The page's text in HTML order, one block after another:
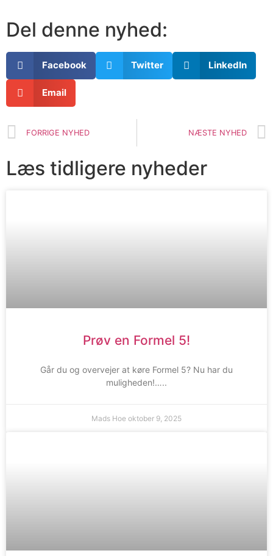
Del denne nyhed:
Facebook Twitter LinkedIn
Email
FORRIGE NYHED NÆSTE NYHED
Læs tidligere nyheder
Prøv en Formel 5!
Går du og overvejer at køre Formel 5? Nu har du
muligheden!…..
Mads Hoe oktober 9, 2025